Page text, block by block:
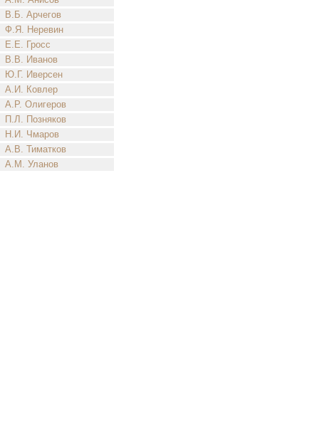
В.Б. Арчегов
Ф.Я. Неревин
Е.Е. Гросс
В.В. Иванов
Ю.Г. Иверсен
А.И. Ковлер
А.Р. Олигеров
П.Л. Позняков
Н.И. Чмаров
А.В. Тиматков
А.М. Уланов